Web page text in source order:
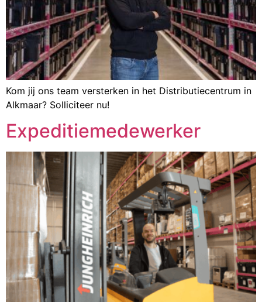
Kom jij ons team versterken in het Distributiecentrum in
Alkmaar? Solliciteer nu!
Expeditiemedewerker